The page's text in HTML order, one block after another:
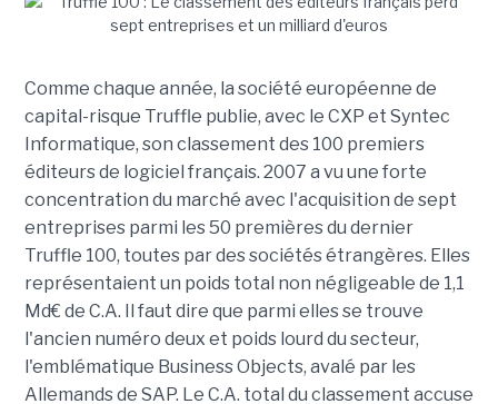
Comme chaque année, la société européenne de
capital-risque Truffle publie, avec le CXP et Syntec
Informatique, son classement des 100 premiers
éditeurs de logiciel français. 2007 a vu une forte
concentration du marché avec l'acquisition de sept
entreprises parmi les 50 premières du dernier
Truffle 100, toutes par des sociétés étrangères. Elles
représentaient un poids total non négligeable de 1,1
Md€ de C.A. Il faut dire que parmi elles se trouve
l'ancien numéro deux et poids lourd du secteur,
l'emblématique Business Objects, avalé par les
Allemands de SAP. Le C.A. total du classement accuse